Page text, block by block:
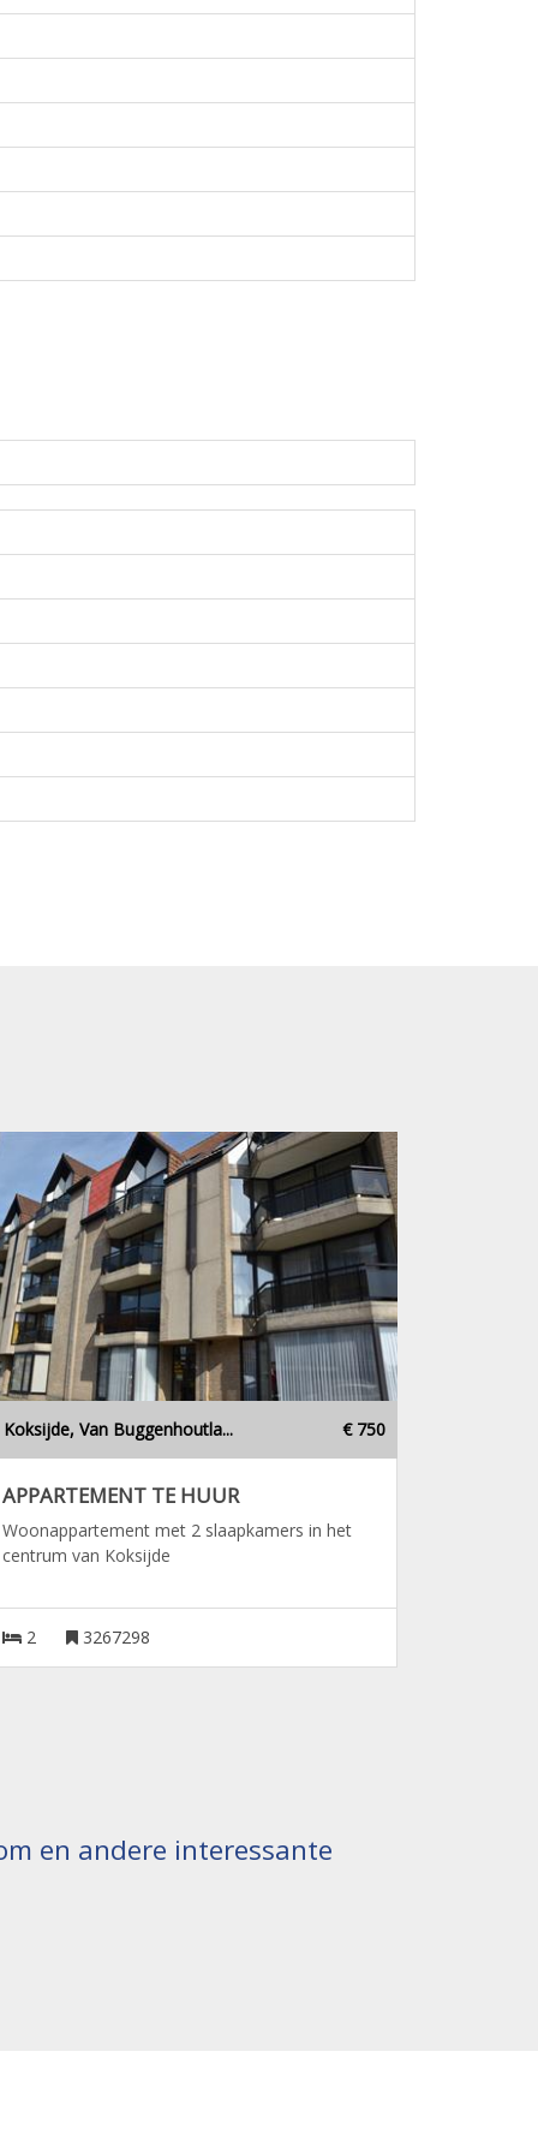
Koksijde, Van Buggenhoutla... € 750
APPARTEMENT TE HUUR
Woonappartement met 2 slaapkamers in het
centrum van Koksijde
2 3267298
en andere interessante